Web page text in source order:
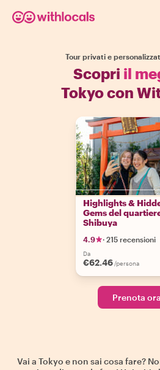
Tour privati e
Scopri il
Tokyo con
Highlights &
Gems del
Shibuya
4.9 · 215 recensioni
Da
€62.46 /persona
Prenota ora
Vai a Tokyo e non sai cosa fare?